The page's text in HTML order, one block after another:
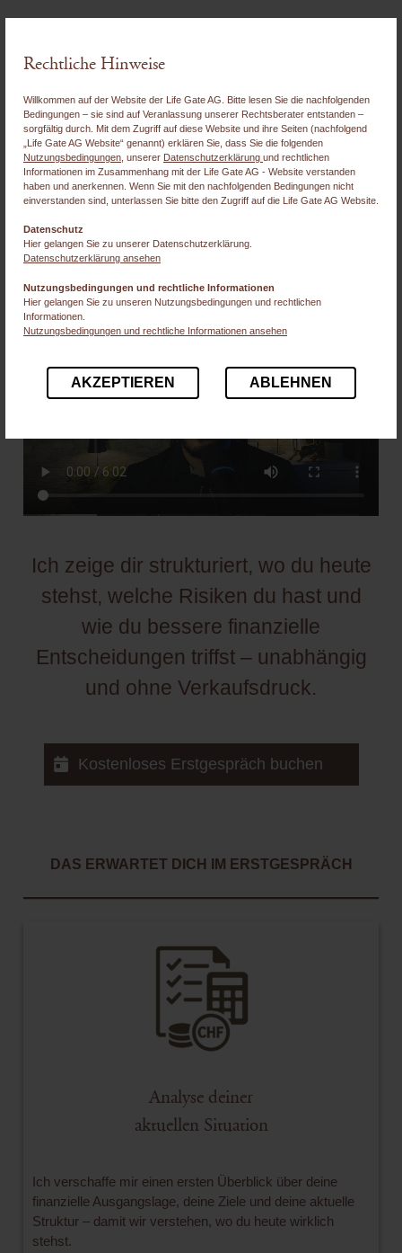
Rechtliche Hinweise
Willkommen auf der Website der Life Gate AG. Bitte lesen Sie die nachfolgenden
Bedingungen – sie sind auf Veranlassung unserer Rechtsberater entstanden –
sorgfältig durch. Mit dem Zugriff auf diese Website und ihre Seiten (nachfolgend
„Life Gate AG Website“ genannt) erklären Sie, dass Sie die folgenden
Nutzungsbedingungen , unserer Datenschutzerklärung und rechtlichen
Informationen im Zusammenhang mit der Life Gate AG - Website verstanden
haben und anerkennen. Wenn Sie mit den nachfolgenden Bedingungen nicht
einverstanden sind, unterlassen Sie bitte den Zugriff auf die Life Gate AG Website.
Datenschutz
Hier gelangen Sie zu unserer Datenschutzerklärung.
Datenschutzerklärung ansehen
Nutzungsbedingungen und rechtliche Informationen
Hier gelangen Sie zu unseren Nutzungsbedingungen und rechtlichen
Informationen.
Nutzungsbedingungen und rechtliche Informationen ansehen
AKZEPTIEREN ABLEHNEN
Klarheit über deine
Finanzen – in nur 30
Ich zeige dir strukturiert, wo du heute
stehst, welche Risiken du hast und
wie du bessere finanzielle
Entscheidungen triffst – unabhängig
und ohne Verkaufsdruck.
Kostenloses Erstgespräch buchen
DAS ERWARTET DICH IM ERSTGESPRÄCH
Analyse deiner
aktuellen Situation
Ich verschaffe mir einen ersten Überblick über deine
finanzielle Ausgangslage, deine Ziele und deine aktuelle
Struktur – damit wir verstehen, wo du heute wirklich
stehst.